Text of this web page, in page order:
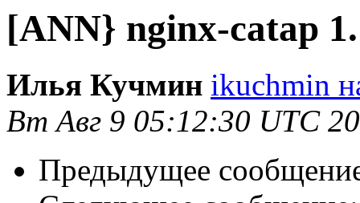
[ANN} nginx-catap
Илья Кучмин ikuchmin
Вт Авг 9 05:12:30 UTC
Предыдущее